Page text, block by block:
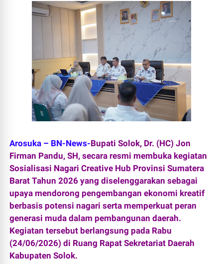
Arosuka – BN-News-Bupati Solok, Dr. (HC) Jon
Firman Pandu, SH, secara resmi membuka kegiatan
Sosialisasi Nagari Creative Hub Provinsi Sumatera
Barat Tahun 2026 yang diselenggarakan sebagai
upaya mendorong pengembangan ekonomi kreatif
berbasis potensi nagari serta memperkuat peran
generasi muda dalam pembangunan daerah.
Kegiatan tersebut berlangsung pada Rabu
(24/06/2026) di Ruang Rapat Sekretariat Daerah
Kabupaten Solok.